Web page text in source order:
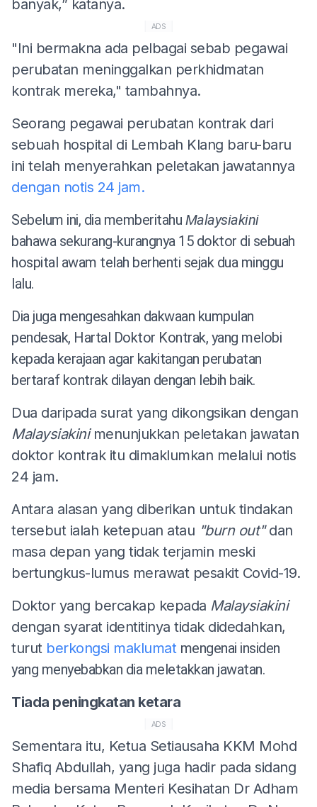
banyak,” katanya.
ADS
"Ini bermakna ada pelbagai sebab pegawai
perubatan meninggalkan perkhidmatan
kontrak mereka," tambahnya.
Seorang pegawai perubatan kontrak dari
sebuah hospital di Lembah Klang baru-baru
ini telah menyerahkan peletakan jawatannya
dengan notis 24 jam.
Sebelum ini, dia memberitahu Malaysiakini
bahawa sekurang-kurangnya 15 doktor di sebuah
hospital awam telah berhenti sejak dua minggu
lalu.
Dia juga mengesahkan dakwaan kumpulan
pendesak, Hartal Doktor Kontrak, yang melobi
kepada kerajaan agar kakitangan perubatan
bertaraf kontrak dilayan dengan lebih baik.
Dua daripada surat yang dikongsikan dengan
Malaysiakini menunjukkan peletakan jawatan
doktor kontrak itu dimaklumkan melalui notis
24 jam.
Antara alasan yang diberikan untuk tindakan
tersebut ialah ketepuan atau "burn out"dan
masa depan yang tidak terjamin meski
bertungkus-lumus merawat pesakit Covid-19.
Doktor yang bercakap kepada Malaysiakini
dengan syarat identitinya tidak didedahkan,
turut berkongsi maklumat mengenai insiden
yang menyebabkan dia meletakkan jawatan.
Tiada peningkatan ketara
ADS
Sementara itu, Ketua Setiausaha KKM Mohd
Shafiq Abdullah, yang juga hadir pada sidang
media bersama Menteri Kesihatan Dr Adham